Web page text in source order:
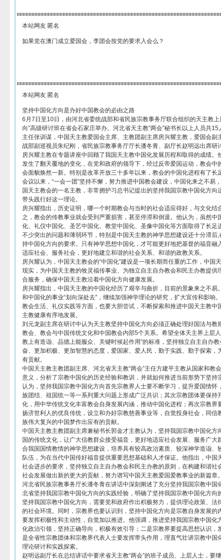
本站网友 匿名
如果党在澳门成立爱国会，李团会按党的要求入会么？
本站网友 匿名
坚持中国化方向是办好中国教会的必由之路
6月7日至10日，由河北省委统战部和省民族宗教事务厅联合组织的天主教
向”高级研讨班在省会石家庄举办。河北省天主教“两会”秘书长以上人员共
主任张训谋，中国天主教爱国会主席、主教团副主席房兴耀主教，爱国会副
战部副巡视员朱纪刚，省民族宗教事务厅厅长潘冬青、副厅长赵明远出席研
房兴耀主教在专题讲座中回顾了我国天主教中国化发展历程和取得的成绩。
发生了翻天覆地的变化，在党和政府的领导下，经过反帝爱国运动，教会中
会面貌焕然一新。特别是改革开放三十多年以来，教会的中国化进程有了长
会议以来，“一会一团”坚持不懈，努力推进中国教会建设，中国化来之不易
国天主教会的一名主教，非常拥护习总书记提出的坚持我国宗教中国化方向
带头践行好这一理论。
房兴耀指出，历史证明，哪一个时期教会与当时的社会适应得好，与文化结
之，教会的传教事业就会受到严重损害，甚至停滞和倒退。他认为，虽然中
化、礼仪中国化、圣艺中国化、教堂中国化、圣像中国化等方面取得了长足
不少突出的问题和薄弱环节，特别是中国天主教的神学思想建设还十分滞后
持中国化方向的要求。只有神学思想中国化，才可能更好地把基督的福音融
适应社会、服务社会，更好地建立和谐的社会关系、和谐的政教关系。
房兴耀认为，中国天主教会的“中国化”建设是一项长期而任重的工作，中国
现实，为中国天主教的牧灵福传事业、为独立自主自办教会和民主办教提供
合服务，确保中国天主教沿着中国化方向健康发展。
房兴耀指出，中国天主教的中国化经历了艰辛与曲折，目前的景象来之不易
和中国化的事业“划向深处去”，继续加强神学理论的研究，扩大宣传和影响
教会生活、礼仪实践等方面，也要大胆尝试，不断探索和推进中国天主教中
主教健康有序地发展。
刘元龙副主席在研讨中认为天主教坚持中国化方向必须正确处理好国法与教
教会、教会与中国传统文化和中国教会内部5个关系。希望全体天主界上层
教上有造诣、品德上能服众、关键时候起作用”的标准，坚持独立自主自办
奋、更加积极、更加智慧的态度，爱国家、爱人民，勤于实践、勤于探索，
有贡献。
中国天主教主教团副主席、河北省天主教“两会”主任方建平主教从国家和教
意义，分析了宗教中国化的历史经验和教训，并就如何推进当前形势下坚持
认为，坚持我国宗教中国化方向首先宗教界人士要不断学习，提升爱国情怀
族团结、祖国统一等一系列重大问题上形成广泛共识；其次宗教团体要保持
化，用中华传统文化丰富教会自身发展内涵，推动中国化进程；再次宗教界
扬济世利人的优良传统，设立和办好宗教慈善事业等，自觉投身社会，同信
族伟大复兴的中国梦作出应有的贡献。
中国天主教主教团副主席兼秘书长郭金才主教认为，坚持我国宗教中国化方
国的传统文化，让广大信教群众接受福音，更好地适应社会发展、服务广大
合我国国情教情的神学思想建设，培养具有较高政治素质、较深神学造诣、
队伍，为在当代中国传好福音提供重要思想基础和人才保证。他指出，中国
社会进步的要求，坚持独立自主自办教会和民主办教的原则，在构建和谐社
社会发展做出新的更大的贡献，努力谱写中国天主教爱国爱教事业的新篇章
河北省民族宗教事务厅长潘冬青在讲话中深刻阐述了充分坚持我国宗教中国
北省坚持我国宗教中国化方向的实践经验，明确了坚持我国宗教中国化方向
坚持我国宗教中国化方向，需要党和政府作出积极努力，提供理论政策、法
的社会环境。同时，宗教界也要认识到，坚持中国化方向是宗教自身发展的
要发挥积极性和主动性，自觉加以推进。他强调，推进坚持我国宗教中国化
化政治引领，坚持正确导向，积极有效引导；二是宗教界要提高思想认识，
是全省性宗教团体和宗教界代表人士要发挥带头作用，理直气壮讲宗教中国
理论研讨和实践探索。
赵明远副厅长在总结讲话中要求省天主教“两会”的班子成员、上层人士，要